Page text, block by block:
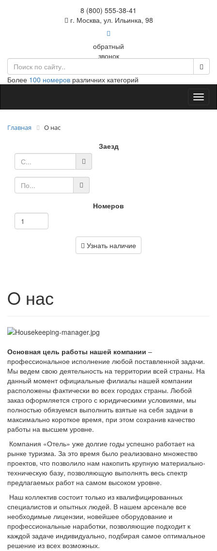
8 (800) 555-38-41
г. Москва, ул. Ильинка, 98
обратный
звонок
Более 100 номеров различних категорий
Главная O нас
Заезд
Номеров
Узнать наличие
O нас
Основная цель работы нашей компании –
профессиональное исполнение любой поставленной задачи.
Мы ведем свою деятельность на территории всей страны. На
данный момент официальные филиалы нашей компании
расположены фактически во всех городах страны. Любой
заказ оформляется строго с юридическими условиями, мы
полностью обязуемся выполнить взятые на себя задачи в
максимально короткое время, при этом сохранив качество
работы на высшем уровне.
Компания «Отель» уже долгие годы успешно работает на
рынке туризма. За это время было реализовано множество
проектов, что позволило нам накопить крупную материально-
техническую базу, позволяющую выполнять весь спектр
предлагаемых работ на самом высоком уровне.
Наш коллектив состоит только из квалифицированных
специалистов и опытных людей. В нашем арсенале все
необходимые лицензии, новейшее оборудование и
профессиональные наработки, позволяющие подходит к
каждой задаче индивидуально, подбирая самое оптимальное
решение из всех возможных.